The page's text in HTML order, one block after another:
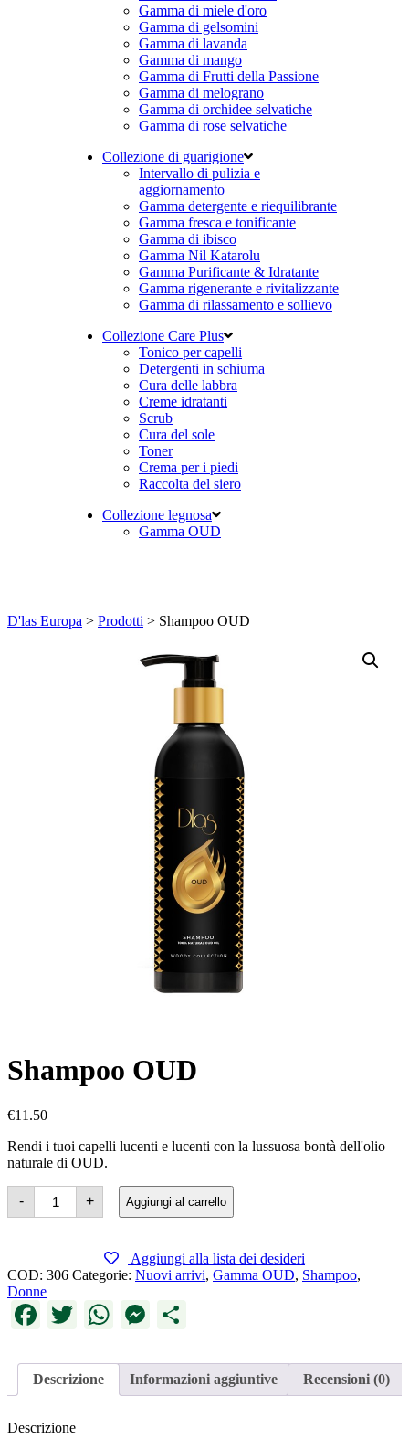
Gamma di miele d'oro
Gamma di gelsomini
Gamma di lavanda
Gamma di mango
Gamma di Frutti della Passione
Gamma di melograno
Gamma di orchidee selvatiche
Gamma di rose selvatiche
Collezione di guarigione
Intervallo di pulizia e
aggiornamento
Gamma detergente e riequilibrante
Gamma fresca e tonificante
Gamma di ibisco
Gamma Nil Katarolu
Gamma Purificante & Idratante
Gamma rigenerante e rivitalizzante
Gamma di rilassamento e sollievo
Collezione Care Plus
Tonico per capelli
Detergenti in schiuma
Cura delle labbra
Creme idratanti
Scrub
Cura del sole
Toner
Crema per i piedi
Raccolta del siero
Collezione legnosa
Gamma OUD
D'las Europa > Prodotti > Shampoo OUD
Shampoo OUD
€11.50
Rendi i tuoi capelli lucenti e lucenti con la lussuosa bontà dell'olio
naturale di OUD.
-
OUD
Shampoo
quantità
+ Aggiungi al carrello
Aggiungi alla lista dei desideri
COD: 306 Categorie: Nuovi arrivi, Gamma OUD, Shampoo,
Donne
Facebook
TwitterWhatsApp
Messenger
Descrizione Informazioni aggiuntive Recensioni (0)
Descrizione